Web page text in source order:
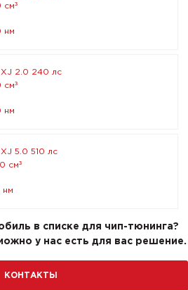
см³
нм
2.0 240 лс
см³
нм
5.0 510 лс
см³
нм
в списке для чип-тюнинга?
у нас есть для вас решение.
КОНТАКТЫ